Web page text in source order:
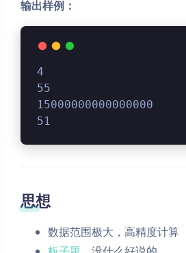
输出样例：
4
55
15000000000000000
51
思想
数据范围极大，高精度计算